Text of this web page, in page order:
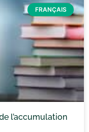
FRANÇAIS
l’accumulation